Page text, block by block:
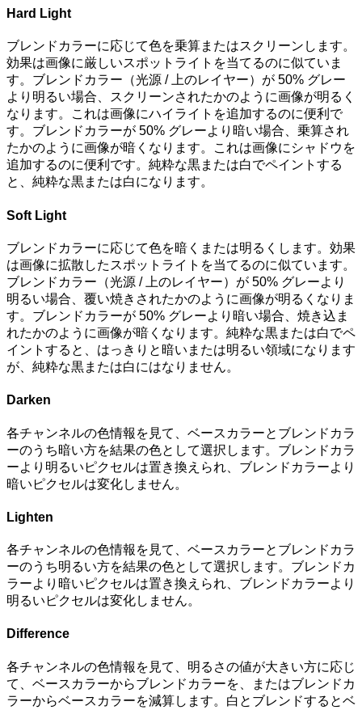
Hard Light
ブレンドカラーに応じて色を乗算またはスクリーンします。
効果は画像に厳しいスポットライトを当てるのに似ていま
す。ブレンドカラー（光源 / 上のレイヤー）が 50% グレー
より明るい場合、スクリーンされたかのように画像が明るく
なります。これは画像にハイライトを追加するのに便利で
す。ブレンドカラーが 50% グレーより暗い場合、乗算され
たかのように画像が暗くなります。これは画像にシャドウを
追加するのに便利です。純粋な黒または白でペイントする
と、純粋な黒または白になります。
Soft Light
ブレンドカラーに応じて色を暗くまたは明るくします。効果
は画像に拡散したスポットライトを当てるのに似ています。
ブレンドカラー（光源 / 上のレイヤー）が 50% グレーより
明るい場合、覆い焼きされたかのように画像が明るくなりま
す。ブレンドカラーが 50% グレーより暗い場合、焼き込ま
れたかのように画像が暗くなります。純粋な黒または白でペ
イントすると、はっきりと暗いまたは明るい領域になります
が、純粋な黒または白にはなりません。
Darken
各チャンネルの色情報を見て、ベースカラーとブレンドカラ
ーのうち暗い方を結果の色として選択します。ブレンドカラ
ーより明るいピクセルは置き換えられ、ブレンドカラーより
暗いピクセルは変化しません。
Lighten
各チャンネルの色情報を見て、ベースカラーとブレンドカラ
ーのうち明るい方を結果の色として選択します。ブレンドカ
ラーより暗いピクセルは置き換えられ、ブレンドカラーより
明るいピクセルは変化しません。
Difference
各チャンネルの色情報を見て、明るさの値が大きい方に応じ
て、ベースカラーからブレンドカラーを、またはブレンドカ
ラーからベースカラーを減算します。白とブレンドするとベ